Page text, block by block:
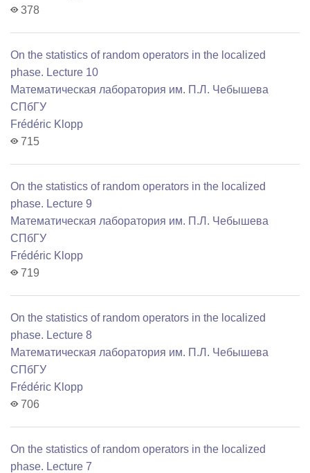
378
On the statistics of random operators in the localized
phase. Lecture 10
Математичеcкая лаборатория им. П.Л. Чебышева
СПбГУ
Frédéric Klopp
715
On the statistics of random operators in the localized
phase. Lecture 9
Математичеcкая лаборатория им. П.Л. Чебышева
СПбГУ
Frédéric Klopp
719
On the statistics of random operators in the localized
phase. Lecture 8
Математичеcкая лаборатория им. П.Л. Чебышева
СПбГУ
Frédéric Klopp
706
On the statistics of random operators in the localized
phase. Lecture 7